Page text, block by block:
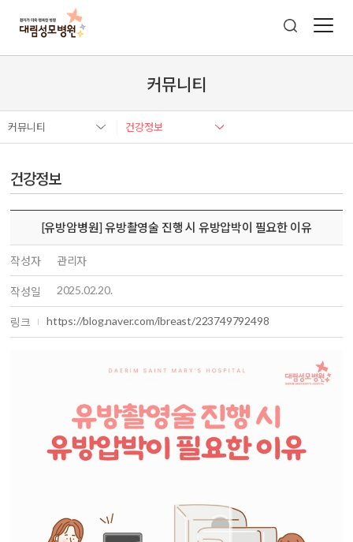
커뮤니티
커뮤니티 건강정보
건강정보
[유방암병원] 유방촬영술 진행 시 유방압박이 필요한 이유
작성자 관리자
작성일 2025.02.20.
링크 https://blog.naver.com/ibreast/223749792498